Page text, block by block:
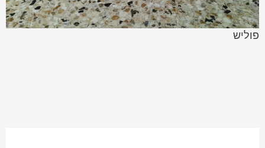
פוליש